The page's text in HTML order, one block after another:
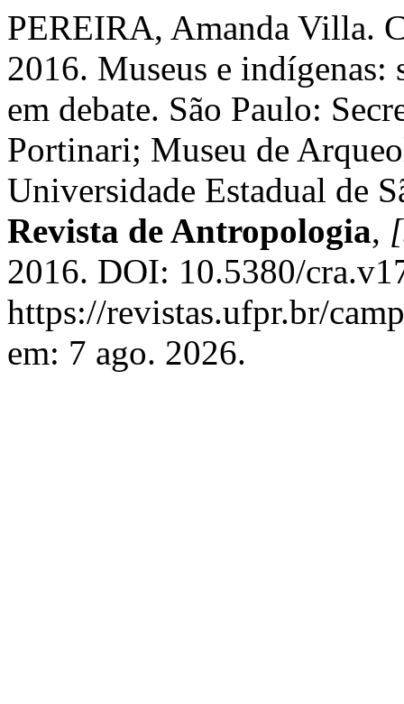
PEREIRA, Amanda Villa.
2016. Museus e indígenas:
em debate. São Paulo:
Portinari; Museu de
Universidade Estadual de
Revista de Antropologia,
2016. DOI: 10.5380/
https://revistas.ufpr.br/
em: 7 ago. 2026.